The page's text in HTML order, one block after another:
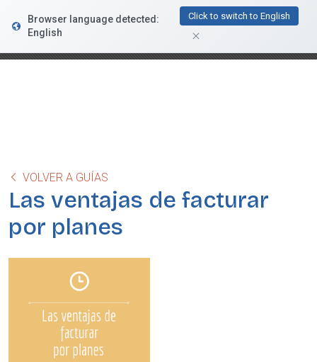
FacturaDirecta
Browser language detected:
English
Click to switch to English
VOLVER A GUÍAS
Las ventajas de facturar
por planes